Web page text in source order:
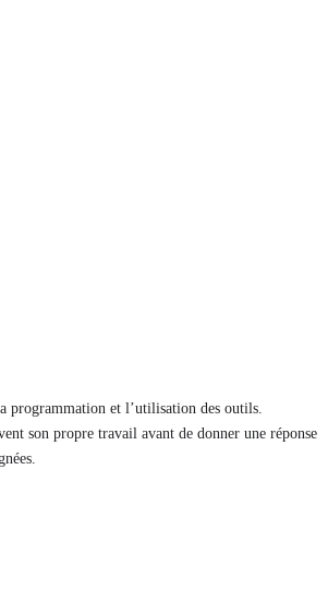
programmation et l’utilisation des outils.
son propre travail avant de donner une réponse